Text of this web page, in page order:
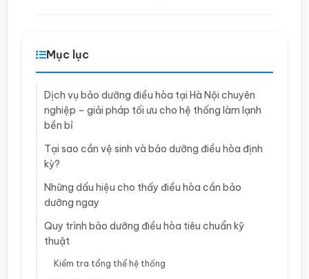
Mục lục
Dịch vụ bảo dưỡng điều hòa tại Hà Nội chuyên
nghiệp – giải pháp tối ưu cho hệ thống làm lạnh
bền bỉ
Tại sao cần vệ sinh và bảo dưỡng điều hòa định
kỳ?
Những dấu hiệu cho thấy điều hòa cần bảo
dưỡng ngay
Quy trình bảo dưỡng điều hòa tiêu chuẩn kỹ
thuật
Kiểm tra tổng thể hệ thống